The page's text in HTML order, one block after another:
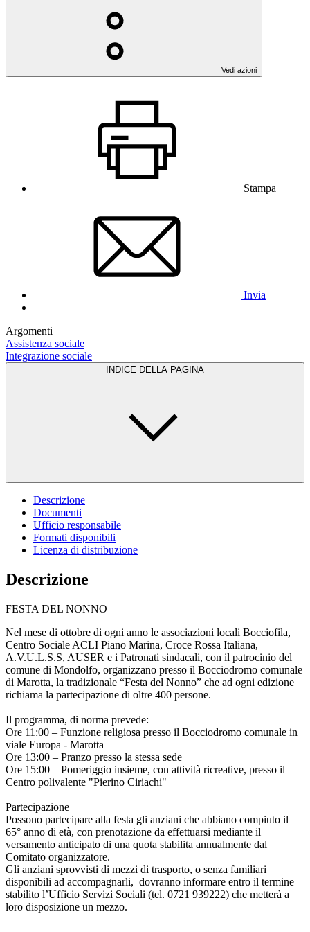
Vedi azioni
Stampa
Invia
Argomenti
Assistenza sociale
Integrazione sociale
INDICE DELLA PAGINA
Descrizione
Documenti
Ufficio responsabile
Formati disponibili
Licenza di distribuzione
Descrizione
FESTA DEL NONNO
Nel mese di ottobre di ogni anno le associazioni locali Bocciofila,
Centro Sociale ACLI Piano Marina, Croce Rossa Italiana,
A.V.U.L.S.S, AUSER e i Patronati sindacali, con il patrocinio del
comune di Mondolfo, organizzano presso il Bocciodromo comunale
di Marotta, la tradizionale “Festa del Nonno” che ad ogni edizione
richiama la partecipazione di oltre 400 persone.
Il programma, di norma prevede:
Ore 11:00 – Funzione religiosa presso il Bocciodromo comunale in
viale Europa - Marotta
Ore 13:00 – Pranzo presso la stessa sede
Ore 15:00 – Pomeriggio insieme, con attività ricreative, presso il
Centro polivalente "Pierino Ciriachi"
Partecipazione
Possono partecipare alla festa gli anziani che abbiano compiuto il
65° anno di età, con prenotazione da effettuarsi mediante il
versamento anticipato di una quota stabilita annualmente dal
Comitato organizzatore.
Gli anziani sprovvisti di mezzi di trasporto, o senza familiari
disponibili ad accompagnarli, dovranno informare entro il termine
stabilito l’Ufficio Servizi Sociali (tel. 0721 939222) che metterà a
loro disposizione un mezzo.